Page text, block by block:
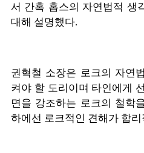
서 간혹 홉스의 자연법적 생
대해 설명했다.
권혁철 소장은 로크의 자연
켜야 할 도리이며 타인에게
면을 강조하는 로크의 철학
하에선 로크적인 견해가 합